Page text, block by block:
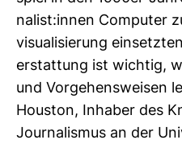
na­list:innen Com­puter
visua­li­sie­rung
erstat­tung ist wichtig,
und Vor­ge­hens­weisen
Houston, Inhaber des
Jour­na­lismus an der